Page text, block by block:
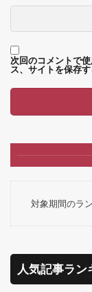
次回のコメントで
ス、サイトを保存す
対象期間のラ
人気記事ラン